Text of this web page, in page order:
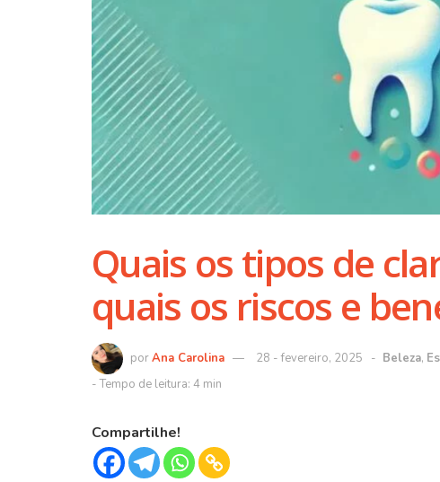
Quais os tipos de
quais os riscos e
Ana Carolina 28 - fevereiro, 2025 Beleza,
Compartilhe!